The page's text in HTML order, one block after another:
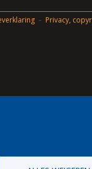
Privacy,